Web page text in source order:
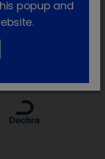
Companhia
popup and